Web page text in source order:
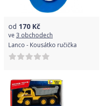
od 170 Kč
ve 3 obchodech
Lanco - Kousátko ručička